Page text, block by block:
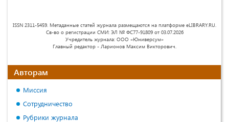
ISSN 2311-5459. Метаданные статей журнала размещаются на платформе eLIBRARY.RU.
Св-во о регистрации СМИ: ЭЛ № ФС77-91809 от 03.07.2026
Учредитель журнала: ООО «Юниверсум»
Главный редактор - Ларионов Максим Викторович.
Авторам
Миссия
Сотрудничество
Рубрики журнала